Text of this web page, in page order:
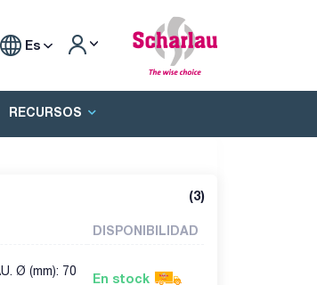
Es
RECURSOS
(3)
DISPONIBILIDAD
Ø (mm): 70
En stock